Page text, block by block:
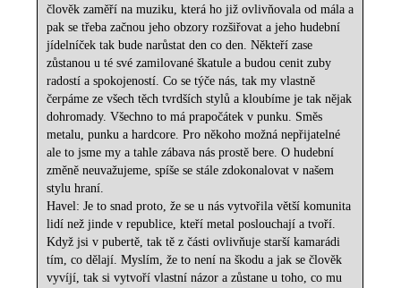
člověk zaměří na muziku, která ho již ovlivňovala od mála a
pak se třeba začnou jeho obzory rozšiřovat a jeho hudební
jídelníček tak bude narůstat den co den. Někteří zase
zůstanou u té své zamilované škatule a budou cenit zuby
radostí a spokojeností. Co se týče nás, tak my vlastně
čerpáme ze všech těch tvrdších stylů a kloubíme je tak nějak
dohromady. Všechno to má prapočátek v punku. Směs
metalu, punku a hardcore. Pro někoho možná nepřijatelné
ale to jsme my a tahle zábava nás prostě bere. O hudební
změně neuvažujeme, spíše se stále zdokonalovat v našem
stylu hraní.
Havel: Je to snad proto, že se u nás vytvořila větší komunita
lidí než jinde v republice, kteří metal poslouchají a tvoří.
Když jsi v pubertě, tak tě z části ovlivňuje starší kamarádi
tím, co dělají. Myslím, že to není na škodu a jak se člověk
vyvíjí, tak si vytvoří vlastní názor a zůstane u toho, co mu